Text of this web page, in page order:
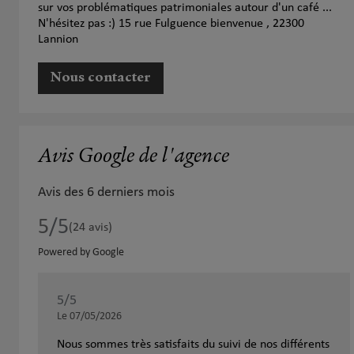
sur vos problématiques patrimoniales autour d'un café ...
N'hésitez pas :) 15 rue Fulguence bienvenue , 22300
Lannion
Nous contacter
Avis Google de l'agence
Avis des 6 derniers mois
5/5Note de 5 sur 5
(24 avis)
Powered by Google
5/5
Le 07/05/2026
Nous sommes très satisfaits du suivi de nos différents